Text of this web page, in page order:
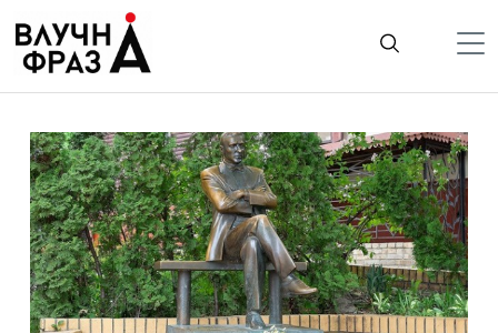
содержимому
Гроші
Життя
Лайфстайл
ТехноНаука